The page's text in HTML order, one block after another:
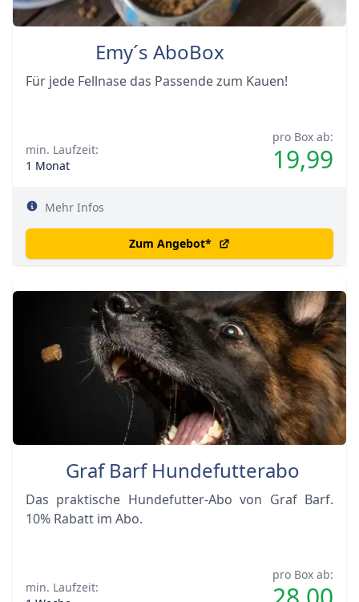
Emy´s AboBox
Für jede Fellnase das Passende zum Kauen!
pro Box ab:
19,99
min. Laufzeit:
1 Monat
Mehr Infos
Zum Angebot*
Graf Barf Hundefutterabo
Das praktische Hundefutter-Abo von Graf Barf.
10% Rabatt im Abo.
pro Box ab:
min. Laufzeit: